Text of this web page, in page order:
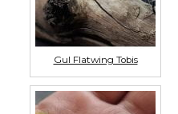
Gul Flatwing Tobis